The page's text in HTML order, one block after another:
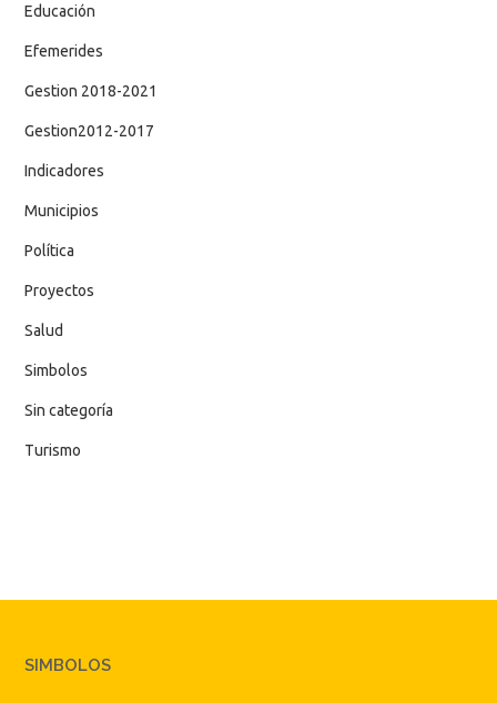
Educación
Efemerides
Gestion 2018-2021
Gestion2012-2017
Indicadores
Municipios
Política
Proyectos
Salud
Simbolos
Sin categoría
Turismo
SIMBOLOS